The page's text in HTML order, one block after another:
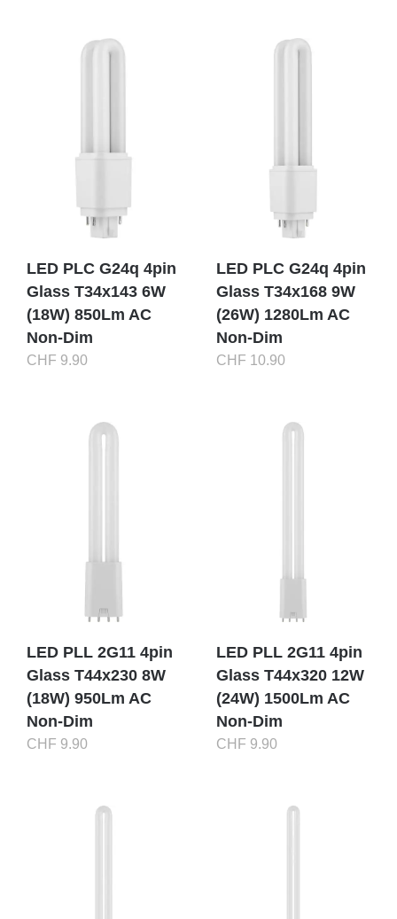
LED PLC G24q 4pin
Glass T34x143 6W
(18W) 850Lm AC
Non-Dim
CHF 9.90
LED PLC G24q 4pin
Glass T34x168 9W
(26W) 1280Lm AC
Non-Dim
CHF 10.90
LED PLL 2G11 4pin
Glass T44x230 8W
(18W) 950Lm AC
Non-Dim
CHF 9.90
LED PLL 2G11 4pin
Glass T44x320 12W
(24W) 1500Lm AC
Non-Dim
CHF 9.90